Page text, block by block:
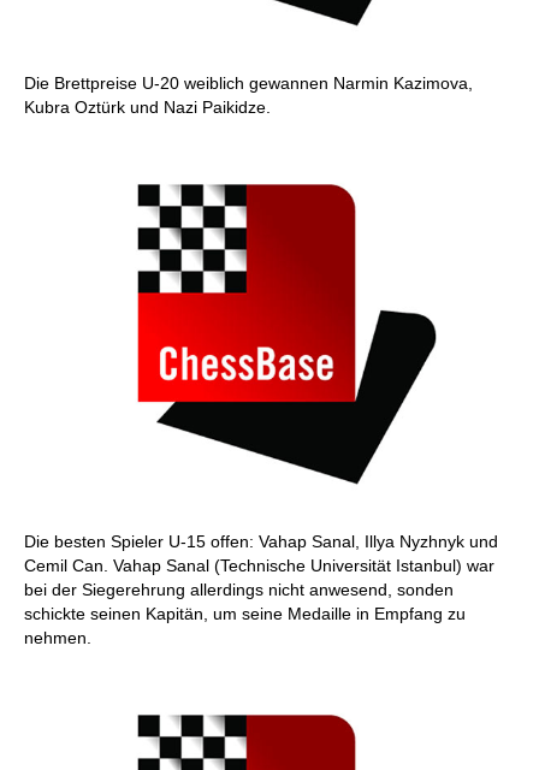
Die Brettpreise U-20 weiblich gewannen Narmin Kazimova,
Kubra Oztürk und Nazi Paikidze.
Die besten Spieler U-15 offen: Vahap Sanal, Illya Nyzhnyk und
Cemil Can. Vahap Sanal (Technische Universität Istanbul) war
bei der Siegerehrung allerdings nicht anwesend, sonden
schickte seinen Kapitän, um seine Medaille in Empfang zu
nehmen.